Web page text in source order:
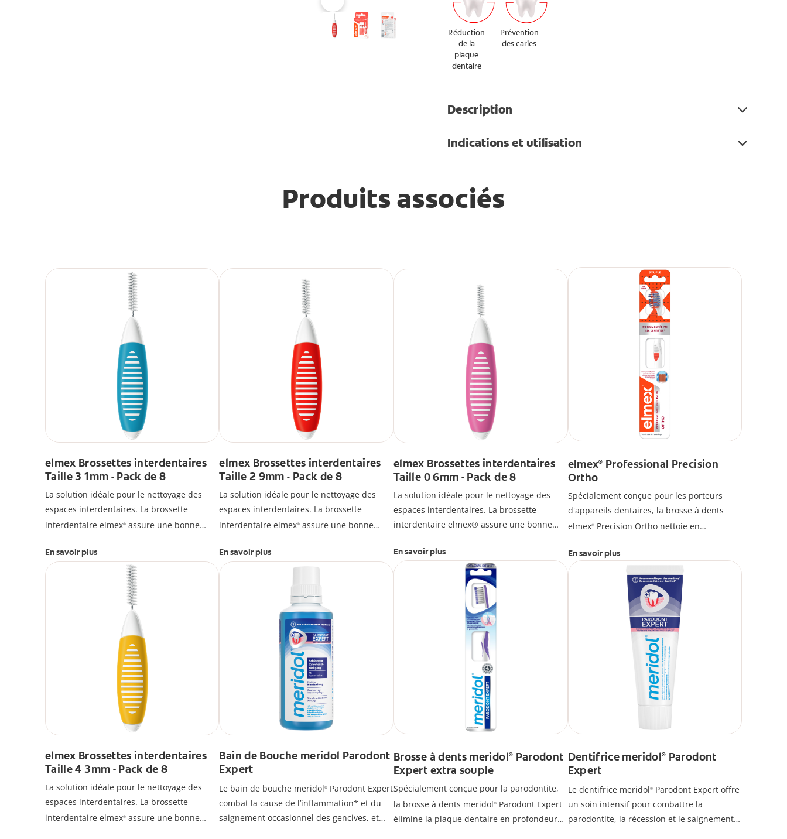
Réduction
de la
plaque
dentaire
Prévention
des caries
Description
Indications et utilisation
Produits associés
elmex Brossettes interdentaires
Taille 3 1mm - Pack de 8
La solution idéale pour le nettoyage des
espaces interdentaires. La brossette
interdentaire elmex®assure une bonne
des caries.
En savoir plus
elmex Brossettes interdentaires
Taille 2 9mm - Pack de 8
La solution idéale pour le nettoyage des
espaces interdentaires. La brossette
interdentaire elmex® assure une bonne
des caries.
En savoir plus
elmex Brossettes interdentaires
Taille 0 6mm - Pack de 8
La solution idéale pour le nettoyage des
espaces interdentaires. La brossette
interdentaire elmex® assure une bonne
des caries.
En savoir plus
elmex® Professional Precision
Ortho
Spécialement conçue pour les porteurs
d'appareils dentaires, la brosse à dents
elmex®Precision Ortho nettoie en
une hygiène parfaite et une protection
optimale anti-caries.
La gamme de brosses à dents elmex passe
à un emballage en carton recyclable.
En savoir plus
elmex Brossettes interdentaires
Taille 4 3mm - Pack de 8
La solution idéale pour le nettoyage des
espaces interdentaires. La brossette
interdentaire elmex®assure une bonne
Bain de Bouche meridol Parodont
Expert
Le bain de bouche meridol® Parodont Expert
combat la cause de l’inflammation* et du
saignement occasionnel des gencives, et
Brosse à dents meridol® Parodont
Expert extra souple
Spécialement conçue pour la parodontite,
la brosse à dents meridol® Parodont Expert
élimine la plaque dentaire en profondeur
Dentifrice meridol® Parodont
Expert
Le dentifrice meridol®Parodont Expert offre
un soin intensif pour combattre la
parodontite, la récession et le saignement